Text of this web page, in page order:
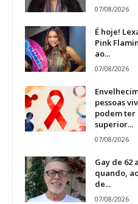
07/08/2026
É hoje!
Pink
ao...
07/08/2026
pessoas
podem
superior...
07/08/2026
Gay de 62
quando,
de...
07/08/2026